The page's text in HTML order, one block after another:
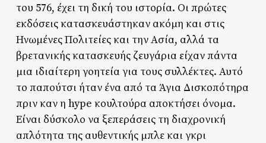
του 576, έχει τη δική του ιστορία. Οι πρώτες
εκδόσεις κατασκευάστηκαν ακόμη και στις
Ηνωμένες Πολιτείες και την Ασία, αλλά τα
βρετανικής κατασκευής ζευγάρια είχαν πάντα
μια ιδιαίτερη γοητεία για τους συλλέκτες. Αυτό
το παπούτσι ήταν ένα από τα Άγια Δισκοπότηρα
πριν καν η hype κουλτούρα αποκτήσει όνομα.
Είναι δύσκολο να ξεπεράσεις τη διαχρονική
απλότητα της αυθεντικής μπλε και γκρι